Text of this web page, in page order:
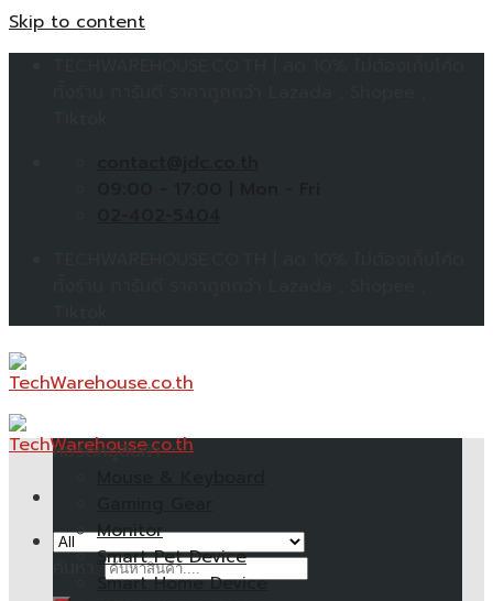
Skip to content
หมวดหมู่สินค้า
Monitor
Smart Pet Device
Smart Home Device